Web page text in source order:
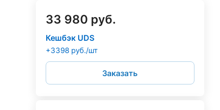
33 980 руб.
Кешбэк UDS
+3398 руб./шт
Заказать